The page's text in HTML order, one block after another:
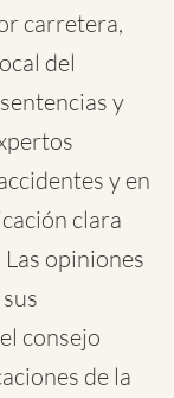
carretera,
del
y
y en
clara
opiniones
consejo
de la